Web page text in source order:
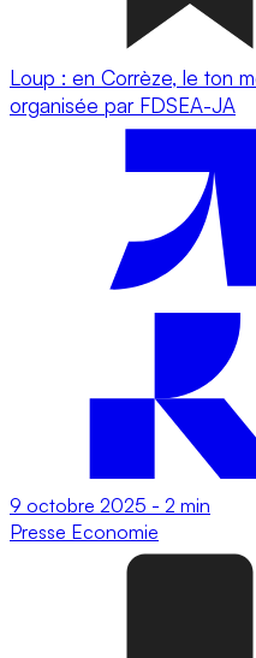
Loup : en Corrèze, le ton
organisée par FDSEA-JA
9 octobre 2025 - 2 min
Presse Economie